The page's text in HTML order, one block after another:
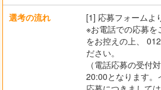
選考の流れ
[1] 応募フォームよ
※お電話での応募を
をお控えの上、
ださい。
（電話応募の受付
20:00となります。